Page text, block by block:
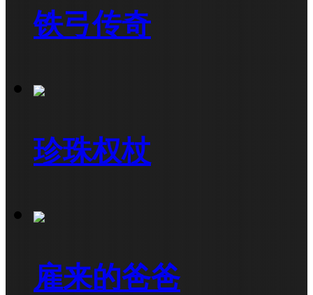
铁弓传奇
珍珠权杖
雇来的爸爸